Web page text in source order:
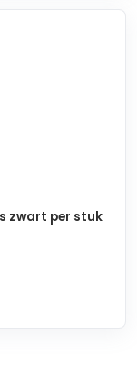
zwart per stuk